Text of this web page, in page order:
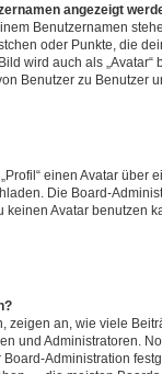
angezeigt
Benutzernamen
oder Punkte, die
wird auch als
Benutzer zu Benutzer
einen Avatar über
Die Board-
Avatar benutzen
zeigen an, wie viele
und Administratoren.
Administration